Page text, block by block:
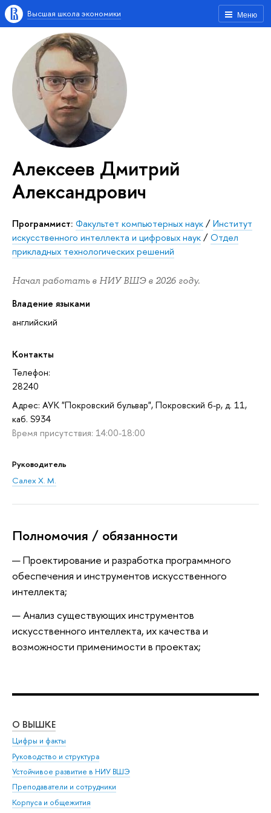
Меню
Высшая школа экономики
Алексеев Дмитрий
Александрович
Программист: Факультет компьютерных наук/Институт
искусственного интеллекта и цифровых наук/Отдел
прикладных технологических решений
Начал работать в НИУ ВШЭ в 2026 году.
Владение языками
английский
Контакты
Телефон:
28240
Адрес: АУК "Покровский бульвар", Покровский б-р, д. 11,
каб. S934
Время присутствия: 14:00-18:00
Руководитель
Салех Х. М.
Полномочия / обязанности
Проектирование и разработка программного
обеспечения и инструментов искусственного
интеллекта;
Анализ существующих инструментов
искусственного интеллекта, их качества и
возможности применимости в проектах;
О ВЫШКЕ
Цифры и факты
Руководство и структура
Устойчивое развитие в НИУ ВШЭ
Преподаватели и сотрудники
Корпуса и общежития